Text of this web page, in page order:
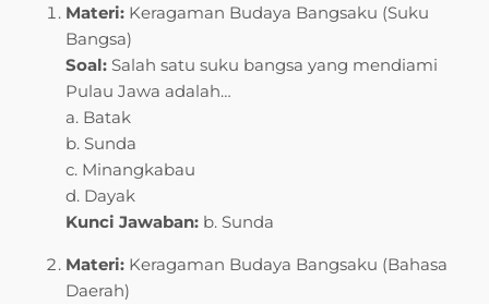
Materi: Keragaman Budaya Bangsaku (Suku
Bangsa)
Soal: Salah satu suku bangsa yang mendiami
Pulau Jawa adalah…
a. Batak
b. Sunda
c. Minangkabau
d. Dayak
Kunci Jawaban: b. Sunda
Materi: Keragaman Budaya Bangsaku (Bahasa
Daerah)